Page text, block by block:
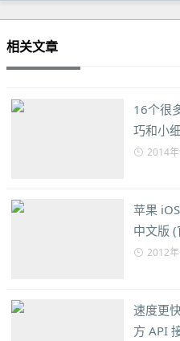
相关文章
16个很
巧和小
2014
苹果
中文版
2012
速度更
方 API